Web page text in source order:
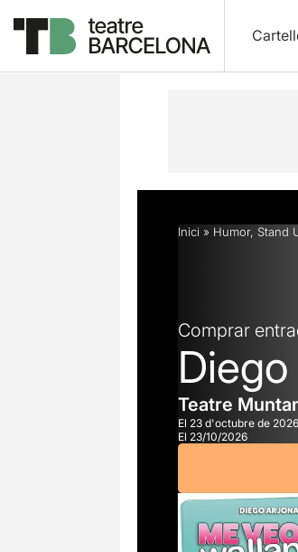
Descripció Horaris
Inici » Humor, Stand
Comprar
Teatre
El 23 d'octubre de 2026
El 23/10/2026